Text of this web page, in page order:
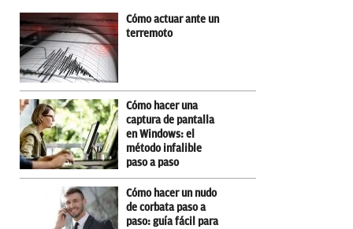
Cómo actuar ante un
terremoto
Cómo hacer una
captura de pantalla
en Windows: el
método infalible
paso a paso
Cómo hacer un nudo
de corbata paso a
paso: guía fácil para